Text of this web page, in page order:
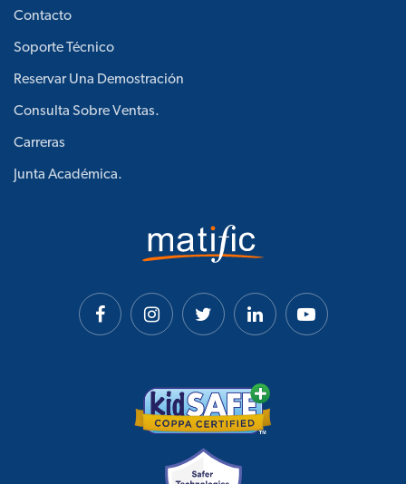
Contacto
Soporte Técnico
Reservar Una Demostración
Consulta Sobre Ventas.
Carreras
Junta Académica.